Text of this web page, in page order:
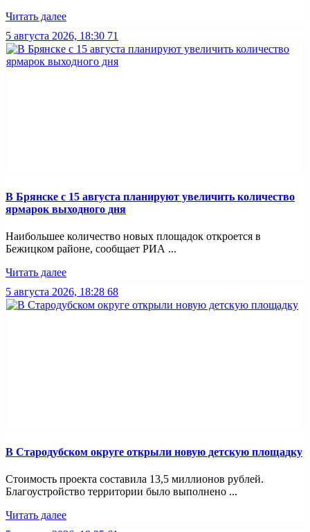
Читать далее
5 августа 2026, 18:30 71
В Брянске с 15 августа планируют увеличить количество
ярмарок выходного дня
Наибольшее количество новых площадок откроется в
Бежицком районе, сообщает РИА ...
Читать далее
5 августа 2026, 18:28 68
В Стародубском округе открыли новую детскую площадку
Стоимость проекта составила 13,5 миллионов рублей.
Благоустройство территории было выполнено ...
Читать далее